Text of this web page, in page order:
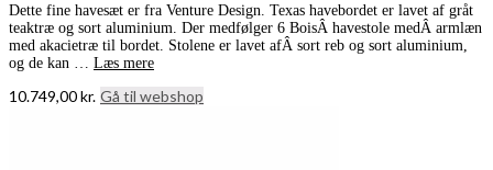
Dette fine havesæt er fra Venture Design. Texas havebordet er lavet af gråt
teaktræ og sort aluminium. Der medfølger 6 BoisÂ havestole medÂ armlæn
med akacietræ til bordet. Stolene er lavet afÂ sort reb og sort aluminium,
og de kan … Læs mere
10.749,00kr. Gå til webshop